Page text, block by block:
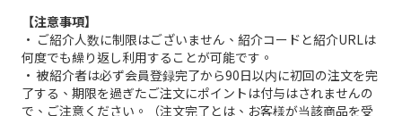
【注意事項】
• ご紹介人数に制限はございません、紹介コードと紹介URLは
何度でも繰り返し利用することが可能です。
• 被紹介者は必ず会員登録完了から90日以内に初回の注文を完
了する、期限を過ぎたご注文にポイントは付与はされませんの
で、ご注意ください。（注文完了とは、お客様が当該商品を受